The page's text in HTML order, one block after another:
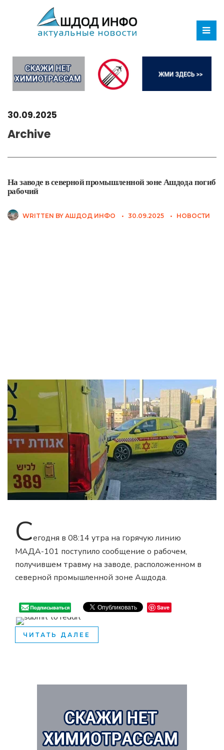
30.09.2025
Archive
На заводе в северной промышленной зоне Ашдода погиб
рабочий
WRITTEN BY АШДОД ИНФО • 30.09.2025 • НОВОСТИ
Сегодня в 08:14 утра на горячую линию
МАДА-101 поступило сообщение о рабочем,
получившем травму на заводе, расположенном в
северной промышленной зоне Ашдода.
Save
ЧИТАТЬ ДАЛЕЕ